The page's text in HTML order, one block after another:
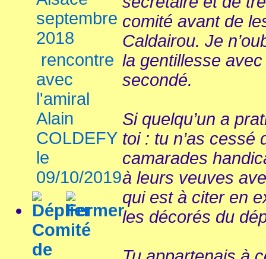
septembre
2018
rencontre
avec
l'amiral
Alain
COLDEFY
le
09/10/2019
Comité
de
comité avant de
Caldairou. Je
la gentillesse
secondé.
Si quelqu’un a
toi : tu n’as cessé
camarades
à leurs veuves
qui est à citer en
les décorés du